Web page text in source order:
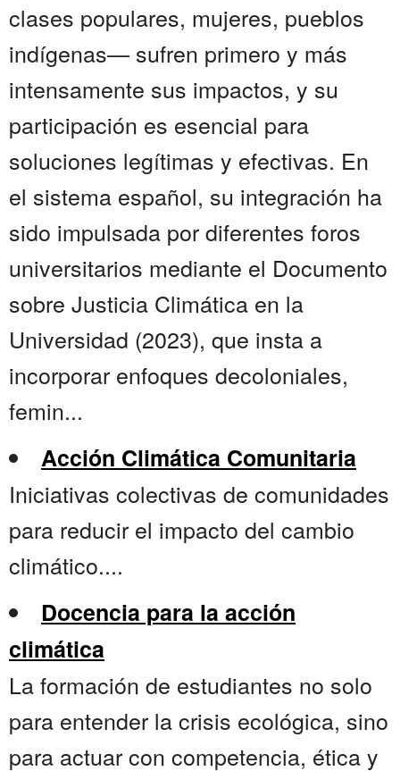
clases populares, mujeres, pueblos
indígenas— sufren primero y más
intensamente sus impactos, y su
participación es esencial para
soluciones legítimas y efectivas. En
el sistema español, su integración ha
sido impulsada por diferentes foros
universitarios mediante el Documento
sobre Justicia Climática en la
Universidad (2023), que insta a
incorporar enfoques decoloniales,
femin...
Acción Climática Comunitaria
Iniciativas colectivas de comunidades
para reducir el impacto del cambio
climático....
Docencia para la acción
climática
La formación de estudiantes no solo
para entender la crisis ecológica, sino
para actuar con competencia, ética y